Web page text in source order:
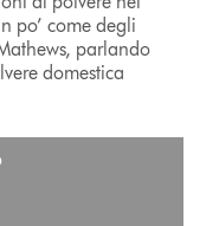
po’ come degli
parlando
domestica